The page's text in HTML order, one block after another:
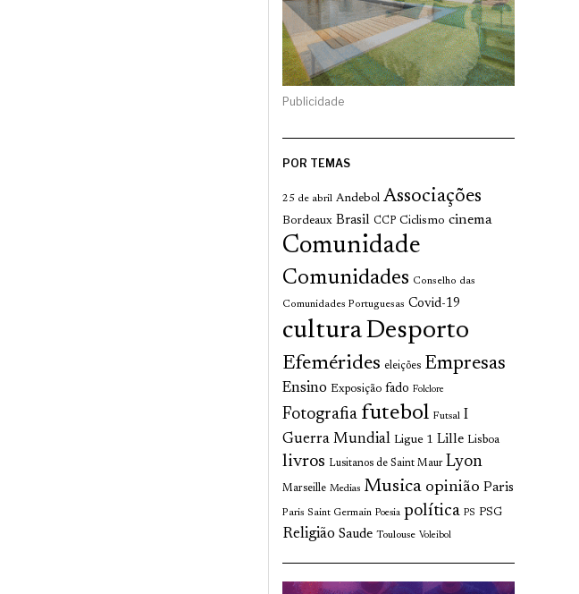
Publicidade
POR TEMAS
25 de abril Andebol Associações
Bordeaux Brasil CCP Ciclismo cinema
Comunidade
Comunidades Conselho das
Comunidades Portuguesas Covid-19
culturaDesporto
Efemérides eleições Empresas
Ensino Exposição fado Folclore
Fotografia futebol Futsal I
Guerra Mundial Ligue 1 Lille Lisboa
livros Lusitanos de Saint Maur Lyon
Marseille Medias Musica opinião Paris
Paris Saint Germain Poesia política PS PSG
Religião Saude Toulouse Voleibol